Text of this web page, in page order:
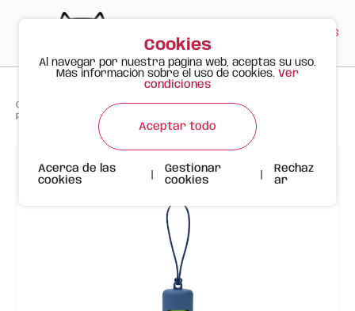
ES
Gato Feliz Productos > >
Porta-bolsas FOFOS (Dispensador + 15 bolsas biodegradables)
Cookies
Al navegar por nuestra página web, aceptas su uso.
Más información sobre el uso de cookies. Ver
condiciones
Aceptar todo
Acerca de las
cookies
Gestionar
cookies
Rechaz
ar